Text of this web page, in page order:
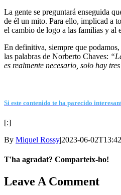
La gente se preguntará enseguida
de él un mito. Para ello, implicad a
el cambio de logo a las familias y al
En definitiva, siempre que
las palabras de Norberto Chaves:
es realmente necesario, solo hay
Si este contenido te ha parecido
[:]
By Miquel Rossy|2023-06-
T'ha agradat? Comparteix-ho!
Facebook
X
LinkedIn
WhatsApp
Telegram
Email
Leave A Comment